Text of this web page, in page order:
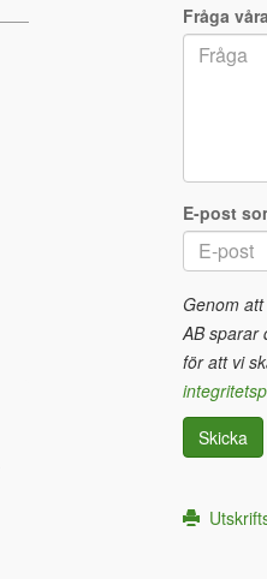
Fråga
E-post
Genom
AB sparar
för att vi
Skicka